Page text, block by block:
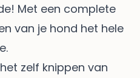
Met een complete
van je hond het hele
zelf knippen van